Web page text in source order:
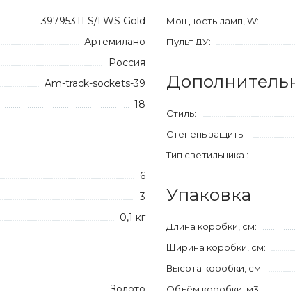
397953TLS/LWS Gold
Артемилано
Россия
Am-track-sockets-39
18
6
3
0,1 кг
Мощность ламп, W:
Пульт ДУ:
Стиль:
Степень защиты:
Тип светильника :
Упаковка
Длина коробки, см:
Ширина коробки, см:
Высота коробки, см: